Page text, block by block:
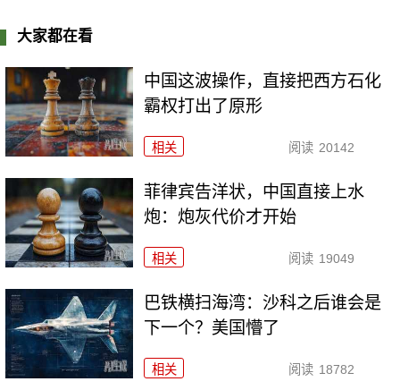
大家都在看
中国这波操作，直接把西方石化
霸权打出了原形
相关 阅读 20142
菲律宾告洋状，中国直接上水
炮：炮灰代价才开始
相关 阅读 19049
巴铁横扫海湾：沙科之后谁会是
下一个？美国懵了
相关 阅读 18782